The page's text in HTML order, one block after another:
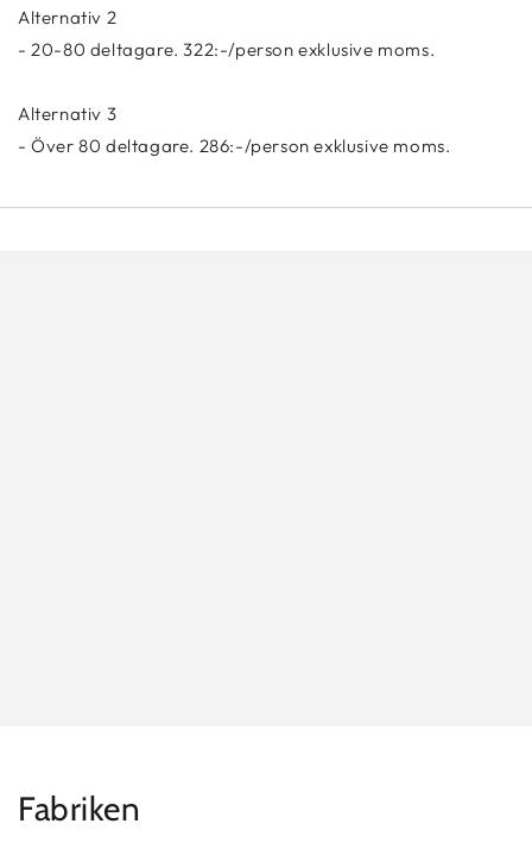
Alternativ 2
- 20-80 deltagare. 322:-/person exklusive moms.
Alternativ 3
- Över 80 deltagare. 286:-/person exklusive moms.
Fabriken